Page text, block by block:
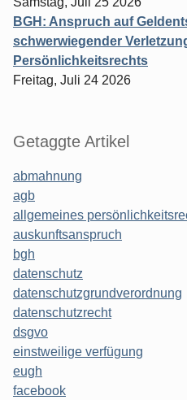
BGH: Anspruch auf
schwerwiegender
Persönlichkeitsrechts
Freitag, Juli 24 2026
Getaggte Artikel
abmahnung
agb
allgemeines
auskunftsanspruch
bgh
datenschutz
datenschutzgrundverordnung
datenschutzrecht
dsgvo
einstweilige verfügung
eugh
facebook